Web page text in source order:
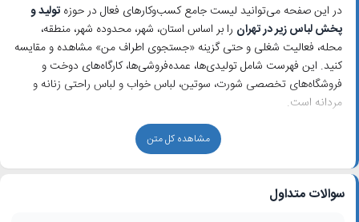
در این صفحه می‌توانید لیست جامع کسب‌وکارهای فعال در حوزهتولید و
پخش لباس زیر در تهران را بر اساس استان، شهر، محدوده شهر، منطقه،
محله، فعالیت شغلی و حتی گزینه «جستجوی اطراف من» مشاهده و مقایسه
کنید. این فهرست شامل تولیدی‌ها، عمده‌فروشی‌ها، کارگاه‌های دوخت و
فروشگاه‌های تخصصی شورت، سوتین، لباس خواب و لباس راحتی زنانه و
مردانه است.
ویژگی‌های تولیدی‌ها و عمده‌فروشی‌های لباس زیر در تهران
در تهران عمدتاً در حوالی بازار بزرگ،
علاوه بر فروش حضوری، به عنوان
مشاهده کل متن
سوالات متداول